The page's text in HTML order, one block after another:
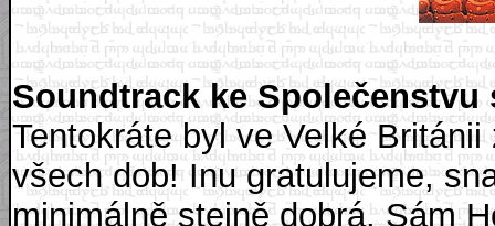
Soundtrack ke
Tentokráte byl ve Velké
všech dob! Inu gratulujeme,
minimálně stejně dobrá. Sám